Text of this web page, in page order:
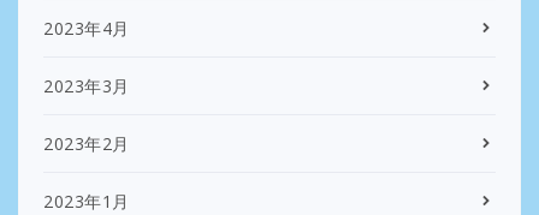
2023年4月
2023年3月
2023年2月
2023年1月